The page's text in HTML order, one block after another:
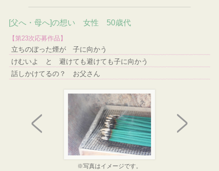
[父へ・母へ]の想い 女性 50歳代
【第23次応募作品】
立ちのぼった煙が 子に向かう
けむいよ と 避けても避けても子に向かう
話しかけてるの？ お父さん
※写真はイメージです。